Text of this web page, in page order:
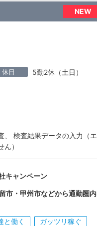
NEW
休日 5勤2休（土日）
、 検査結果データの入力（エ
）
キャンペーン
市・甲州市などから通勤圏内
と働く
ガッツリ稼ぐ